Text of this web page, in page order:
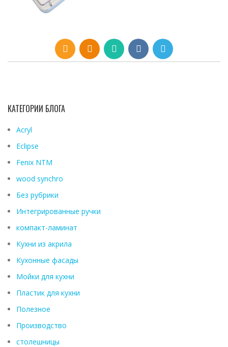
КАТЕГОРИИ БЛОГА
Acryl
Eclipse
Fenix ​​NTM
wood synchro
Без рубрики
Интегрированные ручки
компакт-ламинат
Кухни из акрила
Кухонные фасады
Мойки для кухни
Пластик для кухни
Полезное
Производство
столешницы